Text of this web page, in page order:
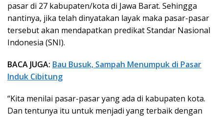
pasar di 27 kabupaten/kota di Jawa Barat. Sehingga
nantinya, jika telah dinyatakan layak maka pasar-pasar
tersebut akan mendapatkan predikat Standar Nasional
Indonesia (SNI).
BACA JUGA: Bau Busuk, Sampah Menumpuk di Pasar
Induk Cibitung
“Kita menilai pasar-pasar yang ada di kabupaten kota.
Dan tentunya itu untuk menjadi yang terbaik dengan